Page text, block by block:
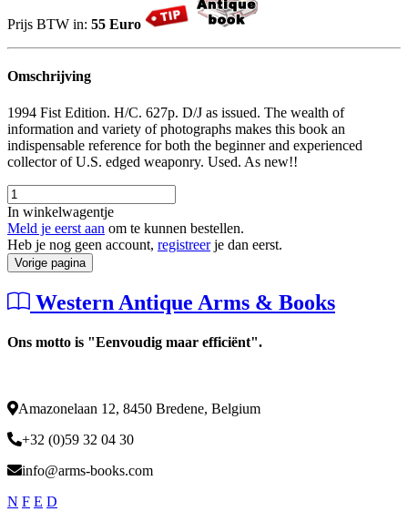
Prijs BTW in: 55 Euro
Omschrijving
1994 Fist Edition. H/C. 627p. D/J as issued. The wealth of
information and variety of photographs makes this book an
indispensable reference for both the beginner and experienced
collector of U.S. edged weaponry. Used. As new!!
In winkelwagentje
Meld je eerst aan om te kunnen bestellen.
Heb je nog geen account, registreerje dan eerst.
Vorige pagina
Western Antique Arms & Books
Ons motto is "Eenvoudig maar efficiënt".
Amazonelaan 12, 8450 Bredene, Belgium
+32 (0)59 32 04 30
info@arms-books.com
N F E D